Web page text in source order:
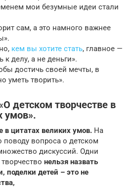
мои безумные идеи стали
сам, а это намного важнее
кем вы хотите стать, главное —
к делу, а не деньги».
достичь своей мечты, в
уметь творить».
детском творчестве в
умов».
в цитатах великих умов. На
вопроса о детском
дискуссий. Одни
нельзя назвать
поделки детей – это не